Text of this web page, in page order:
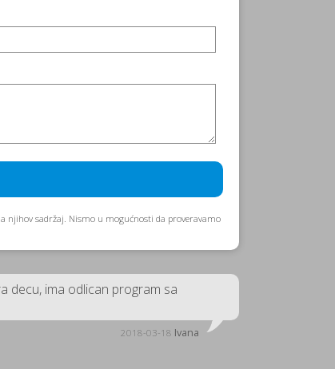
njihov sadržaj. Nismo u mogućnosti da proveravamo
decu, ima odlican program sa
2018-03-18 Ivana